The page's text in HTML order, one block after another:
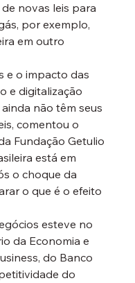
novas leis para
por exemplo,
em outro
e o impacto das
e digitalização
não têm seus
comentou o
Fundação Getulio
está em
o choque da
o que é o efeito
esteve no
da Economia e
do Banco
do